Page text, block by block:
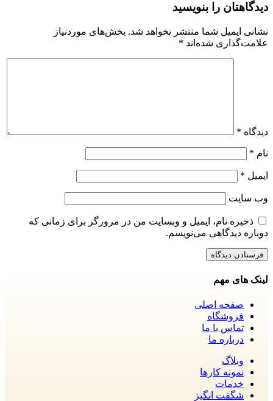
دیدگاهتان را بنویسید
نشانی ایمیل شما منتشر نخواهد شد. بخش‌های موردنیاز
علامت‌گذاری شده‌اند *
دیدگاه *
نام *
ایمیل *
وب‌ سایت
ذخیره نام، ایمیل و وبسایت من در مرورگر برای زمانی که
دوباره دیدگاهی می‌نویسم.
لینک های مهم
صفحه اصلی
فروشگاه
تماس با ما
درباره ما
وبلاگ
نمونه کارها
خدمات
شگفت انگیز